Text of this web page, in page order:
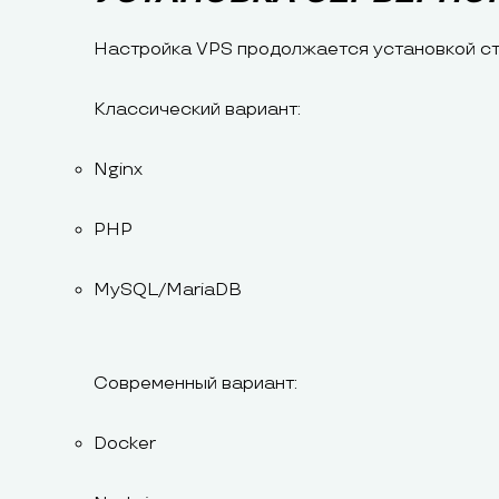
Настройка VPS продолжается установкой
Классический вариант:
Nginx
PHP
MySQL/MariaDB
Современный вариант:
Docker